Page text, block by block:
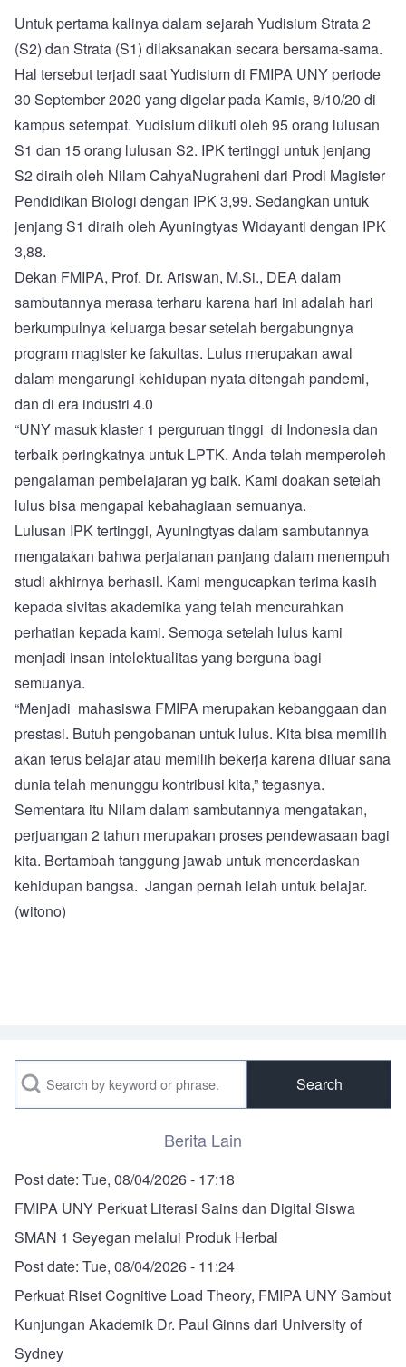
Untuk pertama kalinya dalam sejarah Yudisium Strata 2
(S2) dan Strata (S1) dilaksanakan secara bersama-sama.
Hal tersebut terjadi saat Yudisium di FMIPA UNY periode
30 September 2020 yang digelar pada Kamis, 8/10/20 di
kampus setempat. Yudisium diikuti oleh 95 orang lulusan
S1 dan 15 orang lulusan S2. IPK tertinggi untuk jenjang
S2 diraih oleh Nilam CahyaNugraheni dari Prodi Magister
Pendidikan Biologi dengan IPK 3,99. Sedangkan untuk
jenjang S1 diraih oleh Ayuningtyas Widayanti dengan IPK
3,88.
Dekan FMIPA, Prof. Dr. Ariswan, M.Si., DEA dalam
sambutannya merasa terharu karena hari ini adalah hari
berkumpulnya keluarga besar setelah bergabungnya
program magister ke fakultas. Lulus merupakan awal
dalam mengarungi kehidupan nyata ditengah pandemi,
dan di era industri 4.0
“UNY masuk klaster 1 perguruan tinggi di Indonesia dan
terbaik peringkatnya untuk LPTK. Anda telah memperoleh
pengalaman pembelajaran yg baik. Kami doakan setelah
lulus bisa mengapai kebahagiaan semuanya.
Lulusan IPK tertinggi, Ayuningtyas dalam sambutannya
mengatakan bahwa perjalanan panjang dalam menempuh
studi akhirnya berhasil. Kami mengucapkan terima kasih
kepada sivitas akademika yang telah mencurahkan
perhatian kepada kami. Semoga setelah lulus kami
menjadi insan intelektualitas yang berguna bagi
semuanya.
“Menjadi mahasiswa FMIPA merupakan kebanggaan dan
prestasi. Butuh pengobanan untuk lulus. Kita bisa memilih
akan terus belajar atau memilih bekerja karena diluar sana
dunia telah menunggu kontribusi kita,” tegasnya.
Sementara itu Nilam dalam sambutannya mengatakan,
perjuangan 2 tahun merupakan proses pendewasaan bagi
kita. Bertambah tanggung jawab untuk mencerdaskan
kehidupan bangsa. Jangan pernah lelah untuk belajar.
(witono)
Search
Berita Lain
Post date: Tue, 08/04/2026 - 17:18
FMIPA UNY Perkuat Literasi Sains dan Digital Siswa
SMAN 1 Seyegan melalui Produk Herbal
Post date: Tue, 08/04/2026 - 11:24
Perkuat Riset Cognitive Load Theory, FMIPA UNY Sambut
Kunjungan Akademik Dr. Paul Ginns dari University of
Sydney